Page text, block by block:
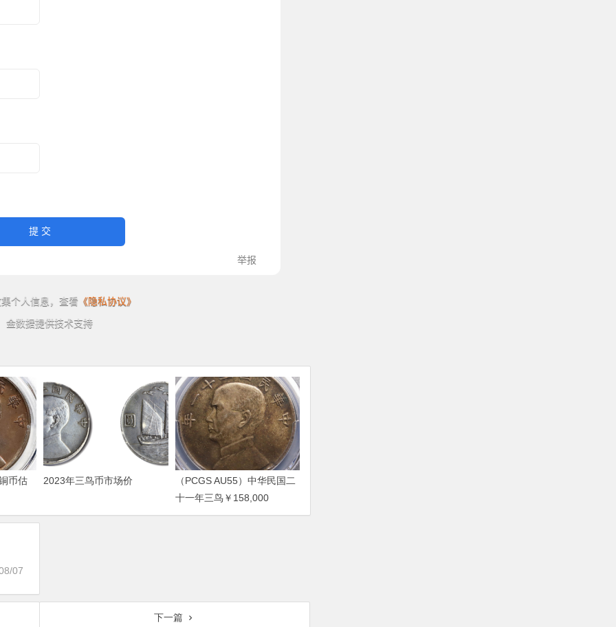
币估 2023年三鸟币市场价
（PCGS AU55）中华民国二
十一年三鸟￥158,000
07
下一篇